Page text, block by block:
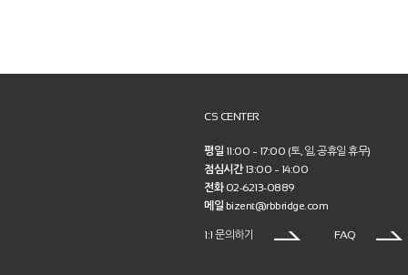
CS CENTER
평일 11:00 ~ 17:00 (토, 일, 공휴일 휴무)
점심시간13:00 ~ 14:00
전화02-6213-0889
메일 bizent@rbbridge.com
1:1 문의하기 FAQ